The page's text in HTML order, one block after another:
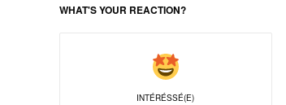
WHAT'S YOUR REACTION?
INTÉRÉSSÉ(E)